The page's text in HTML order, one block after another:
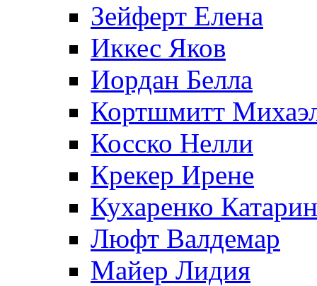
Зейферт Елена
Иккес Яков
Иордан Белла
Кортшмитт
Косско Нелли
Крекер Ирене
Кухаренко
Люфт Валдемaр
Майер Лидия